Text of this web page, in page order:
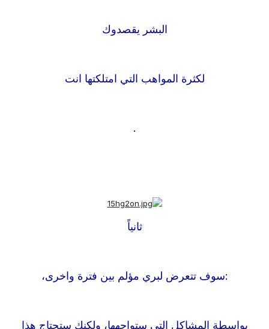
البشر يقصدوك
لكثرة المواهب التي امتلكتها انت
ثانياً
سوف تتعرض لبري مؤلم بين فترة واخرى،
بواسطة المشاكل التي ستواجهها، ولكنك ستحتاج هذا